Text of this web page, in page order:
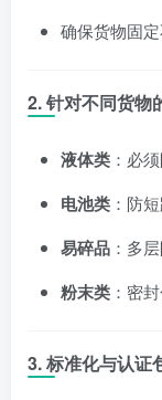
确保货物固
2.针对不同货物
液体类 ：必
电池类 ：防
易碎品 ：多
粉末类 ：密
3.标准化与认证